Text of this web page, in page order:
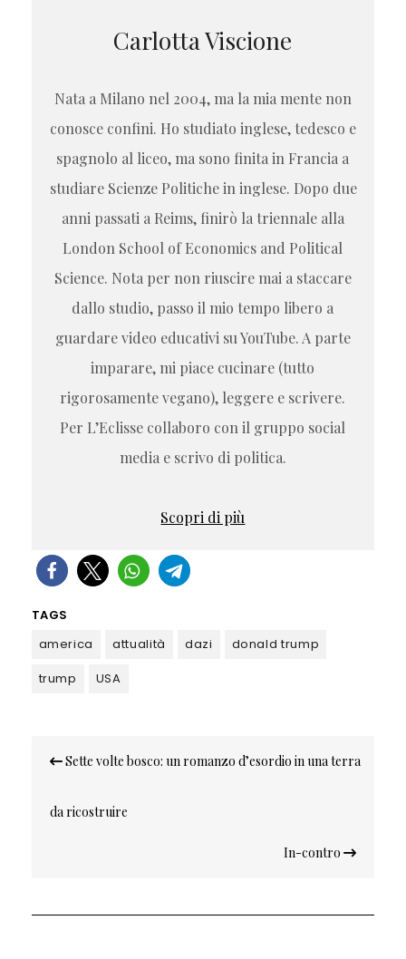
Carlotta Viscione
Nata a Milano nel 2004, ma la mia mente non
conosce confini. Ho studiato inglese, tedesco e
spagnolo al liceo, ma sono finita in Francia a
studiare Scienze Politiche in inglese. Dopo due
anni passati a Reims, finirò la triennale alla
London School of Economics and Political
Science. Nota per non riuscire mai a staccare
dallo studio, passo il mio tempo libero a
guardare video educativi su YouTube. A parte
imparare, mi piace cucinare (tutto
rigorosamente vegano), leggere e scrivere.
Per L’Eclisse collaboro con il gruppo social
media e scrivo di politica.
Scopri di più
TAGS
america
attualità dazi
donald trump
trump
USA
Navigazione
Sette volte bosco: un romanzo d’esordio in una terra
da ricostruire
In-contro